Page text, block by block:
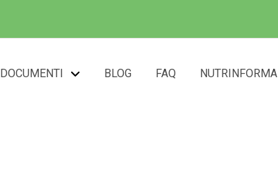
DOCUMENTI BLOG FAQ NUTRINFORMA